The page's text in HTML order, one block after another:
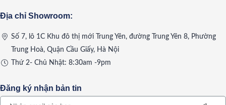
trong việc lưu trữ.
Địa chỉ Showroom:
Số 7, lô 1C Khu đô thị mới Trung Yên, đường Trung Yên 8, Phường
Trung Hoà, Quận Cầu Giấy, Hà Nội
Thứ 2- Chủ Nhật: 8:30am -9pm
Đăng ký nhận bản tin